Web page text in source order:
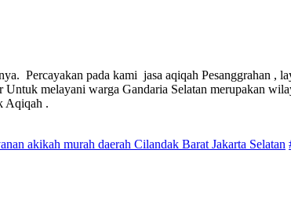
Percayakan pada kami jasa aqiqah Pesanggrahan
melayani warga Gandaria Selatan merupakan
Aqiqah .
akikah murah daerah Cilandak Barat Jakarta Selatan